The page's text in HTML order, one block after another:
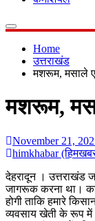
Home
उत्तराखंड
मशरूम, मसाले
मशरूम,
November 21,
himkhabar
देहरादून । उत्तराखंड
जागरूक करना था।
होगी ताकि हमारे
व्यवसाय खेती के रूप में